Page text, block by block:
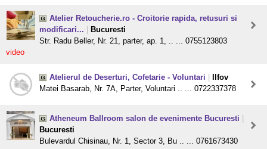
Atelier Retoucherie.ro - Croitorie rapida, retusuri si
modificari...
Bucuresti
Str. Radu Beller, Nr. 21, parter, ap. 1, .. ... 0755123803
video
Atelierul de Deserturi, Cofetarie - Voluntari
Ilfov
Matei Basarab, Nr. 7A, Parter, Voluntari .. ... 0722337378
Atheneum Ballroom salon de evenimente Bucuresti
Bucuresti
Bulevardul Chisinau, Nr. 1, Sector 3, Bu .. ... 0761673430